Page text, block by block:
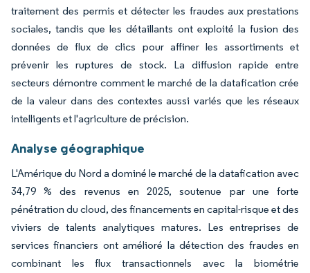
traitement des permis et détecter les fraudes aux prestations
sociales, tandis que les détaillants ont exploité la fusion des
données de flux de clics pour affiner les assortiments et
prévenir les ruptures de stock. La diffusion rapide entre
secteurs démontre comment le marché de la datafication crée
de la valeur dans des contextes aussi variés que les réseaux
intelligents et l'agriculture de précision.
Analyse géographique
L'Amérique du Nord a dominé le marché de la datafication avec
34,79 % des revenus en 2025, soutenue par une forte
pénétration du cloud, des financements en capital-risque et des
viviers de talents analytiques matures. Les entreprises de
services financiers ont amélioré la détection des fraudes en
combinant les flux transactionnels avec la biométrie